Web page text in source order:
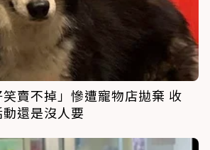
賣不掉」慘遭寵物店拋棄 收
還是沒人要